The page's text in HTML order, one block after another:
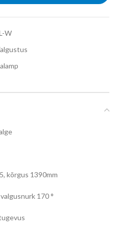
W
kõrgus 1390mm
170 °